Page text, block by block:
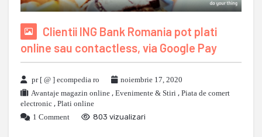
Clientii ING Bank Romania pot plati
online sau contactless, via Google Pay
pr [ @ ] ecompedia ro
noiembrie 17, 2020
Avantaje magazin online , Evenimente & Stiri , Piata de comert
electronic , Plati online
1 Comment
803 vizualizari